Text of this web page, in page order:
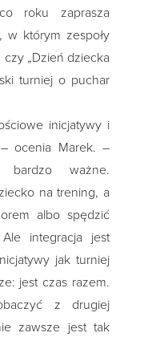
roku zaprasza
w którym zespoły
„Dzień dziecka
turniej o puchar
inicjatywy i
ocenia Marek. –
bardzo ważne.
na trening, a
albo spędzić
integracja jest
jak turniej
jest czas razem.
z drugiej
zawsze jest tak